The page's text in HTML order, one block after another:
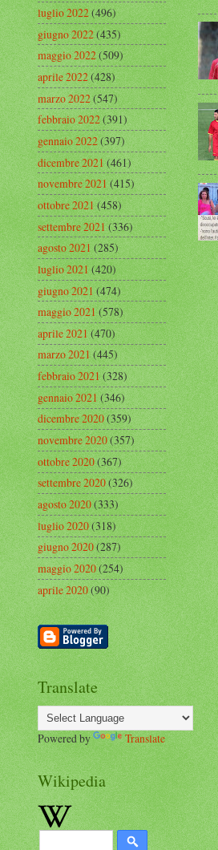
luglio 2022(496)
giugno 2022(435)
maggio 2022(509)
aprile 2022(428)
marzo 2022(547)
febbraio 2022(391)
gennaio 2022(397)
dicembre 2021(461)
novembre 2021(415)
ottobre 2021(458)
settembre 2021(336)
agosto 2021(285)
luglio 2021(420)
giugno 2021(474)
maggio 2021(578)
aprile 2021(470)
marzo 2021(445)
febbraio 2021(328)
gennaio 2021(346)
dicembre 2020(359)
novembre 2020(357)
ottobre 2020(367)
settembre 2020(326)
agosto 2020(333)
luglio 2020(318)
giugno 2020(287)
maggio 2020(254)
aprile 2020(90)
Translate
Powered by Translate
Wikipedia